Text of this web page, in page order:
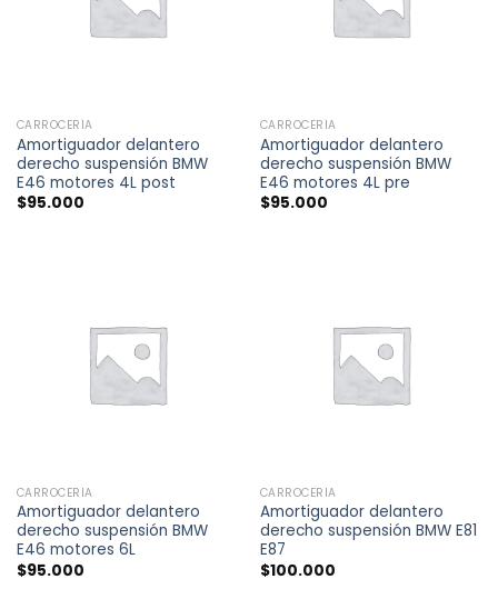
CARROCERÍA
Amortiguador delantero
derecho suspensión BMW
E46 motores 4L post
$95.000
CARROCERÍA
Amortiguador delantero
derecho suspensión BMW
E46 motores 4L pre
$95.000
CARROCERÍA
Amortiguador delantero
derecho suspensión BMW
E46 motores 6L
$95.000
CARROCERÍA
Amortiguador delantero
derecho suspensión BMW E81
E87
$100.000